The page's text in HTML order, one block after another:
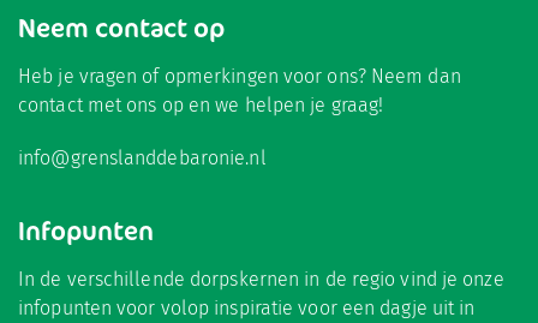
Neem contact op
Heb je vragen of opmerkingen voor ons? Neem dan
contact met ons op en we helpen je graag!
info@grenslanddebaronie.nl
Infopunten
In de verschillende dorpskernen in de regio vind je onze
infopunten voor volop inspiratie voor een dagje uit in